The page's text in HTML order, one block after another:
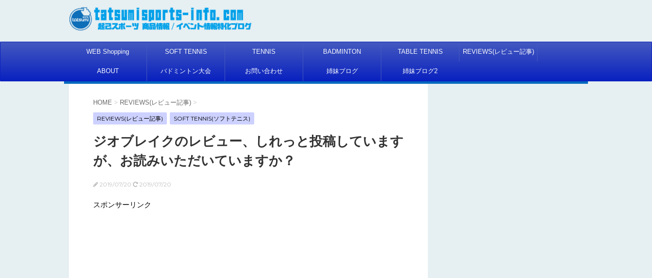
WEB Shopping SOFT TENNIS TENNIS BADMINTON TABLE TENNIS REVIEWS(レビュー記事)
ABOUT バドミントン大会 お問い合わせ 姉妹ブログ 姉妹ブログ2
HOME > REVIEWS(レビュー記事) >
REVIEWS(レビュー記事) SOFT TENNIS(ソフトテニス)
ジオブレイクのレビュー、しれっと投稿しています
が、お読みいただいていますか？
2019/07/20 2019/07/20
スポンサーリンク